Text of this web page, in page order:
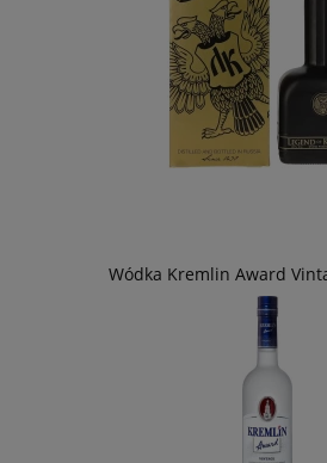
Wódka Kremlin Award